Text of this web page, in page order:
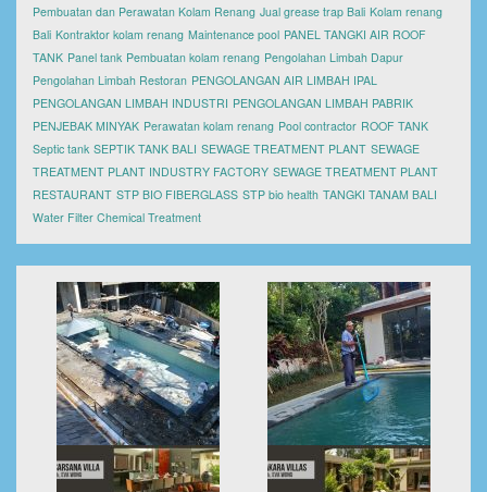
Pembuatan dan Perawatan Kolam Renang Jual grease trap Bali Kolam renang
Bali Kontraktor kolam renang Maintenance pool PANEL TANGKI AIR ROOF
TANK Panel tank Pembuatan kolam renang Pengolahan Limbah Dapur
Pengolahan Limbah Restoran PENGOLANGAN AIR LIMBAH IPAL
PENGOLANGAN LIMBAH INDUSTRI PENGOLANGAN LIMBAH PABRIK
PENJEBAK MINYAK Perawatan kolam renang Pool contractor ROOF TANK
Septic tank SEPTIK TANK BALI SEWAGE TREATMENT PLANT SEWAGE
TREATMENT PLANT INDUSTRY FACTORY SEWAGE TREATMENT PLANT
RESTAURANT STP BIO FIBERGLASS STP bio health TANGKI TANAM BALI
Water Filter Chemical Treatment